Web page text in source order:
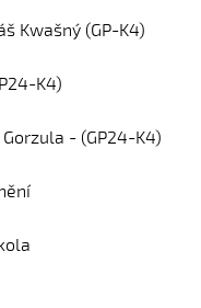
Kwašný (GP-K4)
K4)
- (GP24-K4)